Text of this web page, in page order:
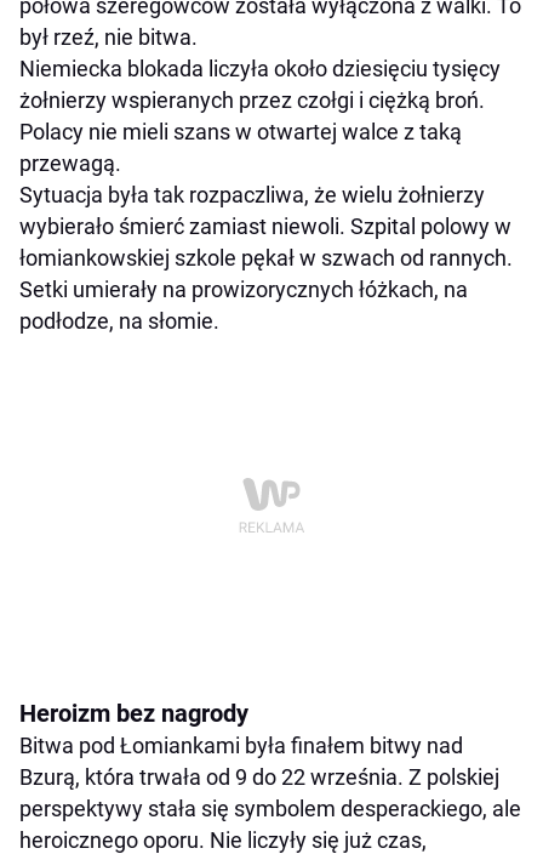
był rzeź, nie bitwa.
Niemiecka blokada liczyła około dziesięciu tysięcy
żołnierzy wspieranych przez czołgi i ciężką broń.
Polacy nie mieli szans w otwartej walce z taką
przewagą.
Sytuacja była tak rozpaczliwa, że wielu żołnierzy
wybierało śmierć zamiast niewoli. Szpital polowy w
łomiankowskiej szkole pękał w szwach od rannych.
Setki umierały na prowizorycznych łóżkach, na
podłodze, na słomie.
Heroizm bez nagrody
Bitwa pod Łomiankami była finałem bitwy nad
Bzurą, która trwała od 9 do 22 września. Z polskiej
perspektywy stała się symbolem desperackiego, ale
heroicznego oporu. Nie liczyły się już czas,